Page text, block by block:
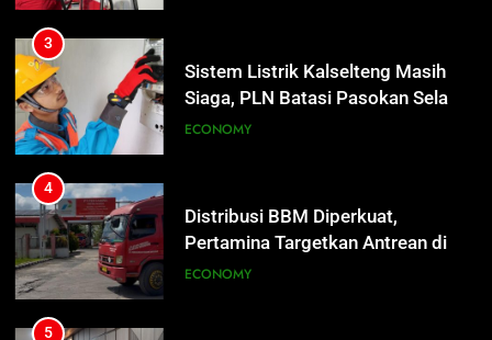
4
Distribusi BBM Diperkuat,
Pertamina Targetkan Antrean di
SPBU Sampit Segera Terurai
ECONOMY
5
Ketua dan Empat Komisioner KPU
Kotim Resmi Jadi Tersangka
Dugaan Korupsi Dana Hibah
HUKUM DAN KRIMINAL
6